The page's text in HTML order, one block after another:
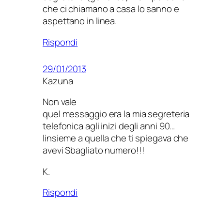
che ci chiamano a casa lo sanno e
aspettano in linea.
Rispondi
29/01/2013
Kazuna
Non vale
quel messaggio era la mia segreteria
telefonica agli inizi degli anni 90…
linsieme a quella che ti spiegava che
avevi Sbagliato numero!!!
K.
Rispondi